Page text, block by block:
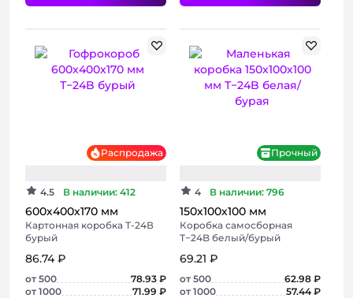
Распродажа
4.5 В наличии: 412
600х400х170 мм
Картонная коробка Т-24В
бурый
86.74 ₽
от 500
78.93 ₽
от 1000
71.99 ₽
Прочный
4 В наличии: 796
150х100х100 мм
Коробка самосборная
Т−24B белый/бурый
69.21 ₽
от 500
62.98 ₽
от 1000
57.44 ₽